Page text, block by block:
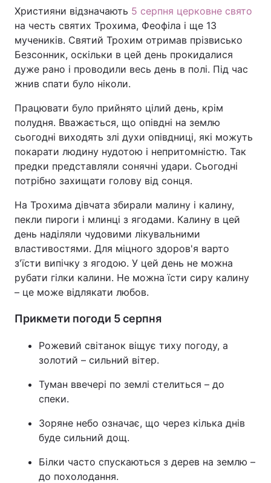
Християни відзначають 5 серпня церковне свято
на честь святих Трохима, Феофіла і ще 13
мучеників. Святий Трохим отримав прізвисько
Безсонник, оскільки в цей день прокидалися
дуже рано і проводили весь день в полі. Під час
жнив спати було ніколи.
Працювати було прийнято цілий день, крім
полудня. Вважається, що опівдні на землю
сьогодні виходять злі духи опівдниці, які можуть
покарати людину нудотою і непритомністю. Так
предки представляли сонячні удари. Сьогодні
потрібно захищати голову від сонця.
На Трохима дівчата збирали малину і калину,
пекли пироги і млинці з ягодами. Калину в цей
день наділяли чудовими лікувальними
властивостями. Для міцного здоров'я варто
з'їсти випічку з ягодою. У цей день не можна
рубати гілки калини. Не можна їсти сиру калину
– це може відлякати любов.
Прикмети погоди 5 серпня
Рожевий світанок віщує тиху погоду, а
золотий – сильний вітер.
Туман ввечері по землі стелиться – до
спеки.
Зоряне небо означає, що через кілька днів
буде сильний дощ.
Білки часто спускаються з дерев на землю –
до похолодання.